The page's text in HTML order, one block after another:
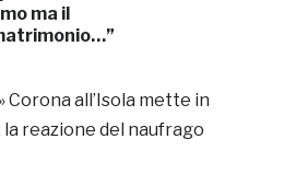
ma il
»Corona all’Isola mette in
reazione del naufrago